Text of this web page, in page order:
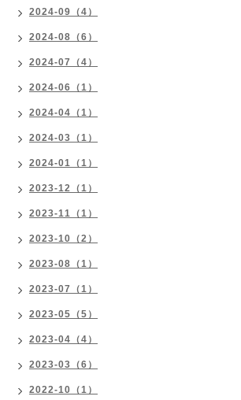
2024-09（4）
2024-08（6）
2024-07（4）
2024-06（1）
2024-04（1）
2024-03（1）
2024-01（1）
2023-12（1）
2023-11（1）
2023-10（2）
2023-08（1）
2023-07（1）
2023-05（5）
2023-04（4）
2023-03（6）
2022-10（1）